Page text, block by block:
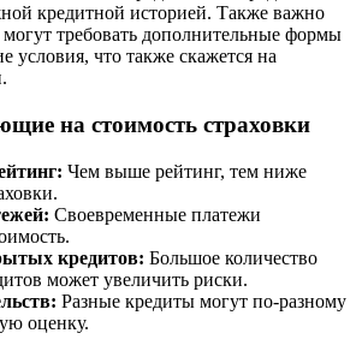
кредитной историей. Также важно
могут требовать дополнительные формы
условия, что также скажется на
на стоимость страховки
Чем выше рейтинг, тем ниже
Своевременные платежи
кредитов: Большое количество
может увеличить риски.
Разные кредиты могут по-разному
оценку.